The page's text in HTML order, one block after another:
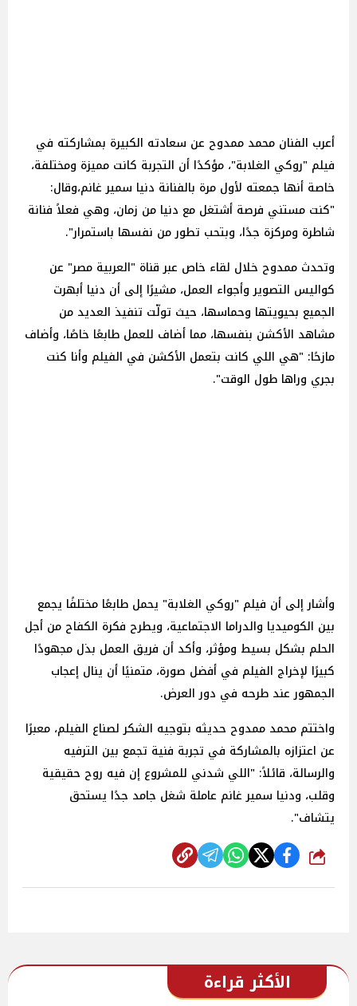
أعرب الفنان محمد ممدوح عن سعادته الكبيرة بمشاركته في
فيلم "روكي الغلابة"، مؤكدًا أن التجربة كانت مميزة ومختلفة،
خاصة أنها جمعته لأول مرة بالفنانة دنيا سمير غانم،وقال:
"كنت مستني فرصة أشتغل مع دنيا من زمان، وهي فعلاً فنانة
شاطرة ومركزة جدًا، وبتحب تطور من نفسها باستمرار".
وتحدث ممدوح خلال لقاء خاص عبر قناة "العربية مصر" عن
كواليس التصوير وأجواء العمل، مشيرًا إلى أن دنيا أبهرت
الجميع بحيويتها وحماسها، حيث تولّت تنفيذ العديد من
مشاهد الأكشن بنفسها، مما أضاف للعمل طابعًا خاصًا، وأضاف
مازحًا: "هي اللي كانت بتعمل الأكشن في الفيلم وأنا كنت
بجري وراها طول الوقت".
وأشار إلى أن فيلم "روكي الغلابة" يحمل طابعًا مختلفًا يجمع
بين الكوميديا والدراما الاجتماعية، ويطرح فكرة الكفاح من أجل
الحلم بشكل بسيط ومؤثر، وأكد أن فريق العمل بذل مجهودًا
كبيرًا لإخراج الفيلم في أفضل صورة، متمنيًا أن ينال إعجاب
الجمهور عند طرحه في دور العرض.
واختتم محمد ممدوح حديثه بتوجيه الشكر لصناع الفيلم، معبرًا
عن اعتزازه بالمشاركة في تجربة فنية تجمع بين الترفيه
والرسالة، قائلاً: "اللي شدني للمشروع إن فيه روح حقيقية
وقلب، ودنيا سمير غانم عاملة شغل جامد جدًا يستحق
يتشاف".
شارك
الأكثر قراءة